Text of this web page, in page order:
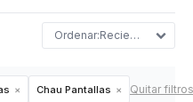
Recientes
Chau Pantallas Quitar filtros